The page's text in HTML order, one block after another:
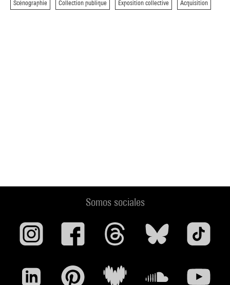
Un catalogue donne des explications sur le mode de création
Scénographie Collection publique Exposition collective Acquisition
Somos sociales